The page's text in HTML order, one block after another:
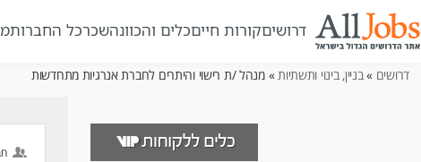
דרושיםקורות חייםכלים והכוונהשכרכל החברות
דרושים »בניין, בינוי ותשתיות» מנהל /ת רישוי והיתרים לחברת אנרגיות מתחדשות